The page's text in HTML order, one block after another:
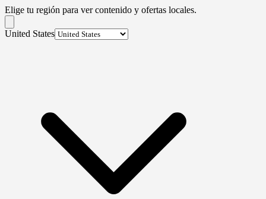
Elige tu región para ver contenido y ofertas locales.
United States